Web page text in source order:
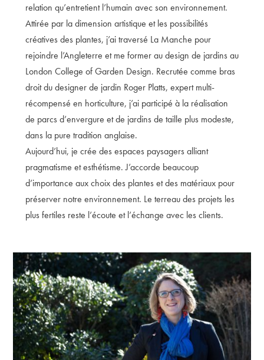
relation qu’entretient l’humain avec son environnement.
Attirée par la dimension artistique et les possibilités
créatives des plantes, j’ai traversé La Manche pour
rejoindre l’Angleterre et me former au design de jardins au
London College of Garden Design. Recrutée comme bras
droit du designer de jardin Roger Platts, expert multi-
récompensé en horticulture, j’ai participé à la réalisation
de parcs d’envergure et de jardins de taille plus modeste,
dans la pure tradition anglaise.
Aujourd’hui, je crée des espaces paysagers alliant
pragmatisme et esthétisme. J’accorde beaucoup
d’importance aux choix des plantes et des matériaux pour
préserver notre environnement. Le terreau des projets les
plus fertiles reste l’écoute et l’échange avec les clients.